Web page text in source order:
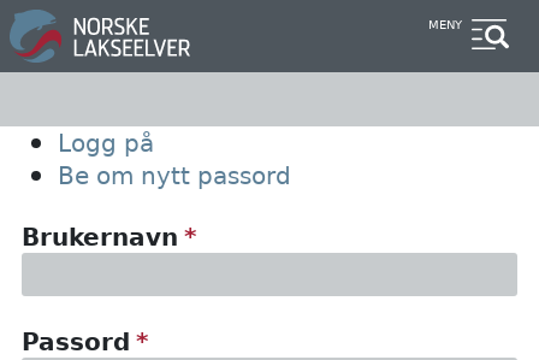
Hopp
til
hovedinnhold
MENY
Primary
tabs
Logg på
Be om nytt passord
Brukernavn
Passord